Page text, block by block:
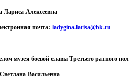
Лариса Алексеевна
почта: ladygina.larisa@bk.ru
музея боевой славы Третьего ратного
Васильевна